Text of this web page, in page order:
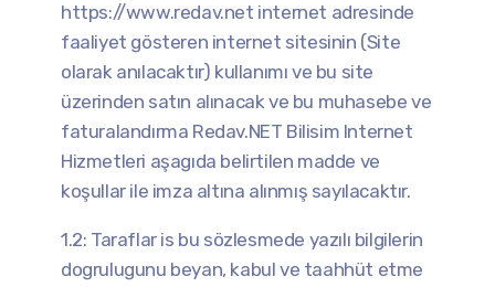
https://www.redav.net internet adresinde
faaliyet gösteren internet sitesinin (Site
olarak anılacaktır) kullanımı ve bu site
üzerinden satın alınacak ve bu muhasebe ve
faturalandırma Redav.NET Bilisim Internet
Hizmetleri aşagıda belirtilen madde ve
koşullar ile imza altına alınmış sayılacaktır.
1.2: Taraflar is bu sözlesmede yazılı bilgilerin
dogrulugunu beyan, kabul ve taahhüt etme